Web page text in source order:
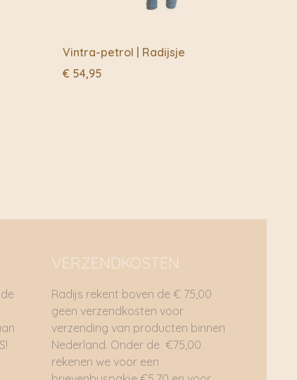
Vintra-petrol | Radijsje
€ 54,95
VERZENDKOSTEN
Radijs rekent boven de € 75,00
geen verzendkosten voor
verzending van producten binnen
Nederland. Onder de €75,00
rekenen we voor een